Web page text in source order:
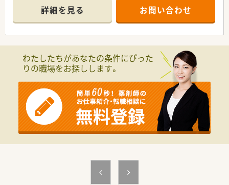
を深められます。
■処方箋は1日平均20枚程度で、薬剤師常勤1名、パート1名、事
務名体制で対応しています。
■営業収益日本小売業No.1の安定基盤を持つ大手グループ企業
が母体です。
■ショッピングモールを地域医療の拠点と位置づけ、調剤薬局を
■調剤を核としながら、H&BC事業を通じて地域の健康をトータ
ルサポートすることを目指しています。
【職場環境と雰囲気】
■大型ショッピングモール内のため、仕事終わりの買い物にも非
常に便利な環境です。
■福利厚生が非常に充実しており、大手ならではの安定した環境
■教育や研修は店舗主体となる側面もあり、自主的に学習する意
欲が求められる職場です。
詳細を見る お問い合わせ
わたしたちがあなたの条件にぴった
りの職場をお探しします。